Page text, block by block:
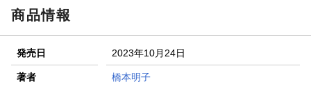
商品情報
発売日 2023年10月24日
著者 橋本明子